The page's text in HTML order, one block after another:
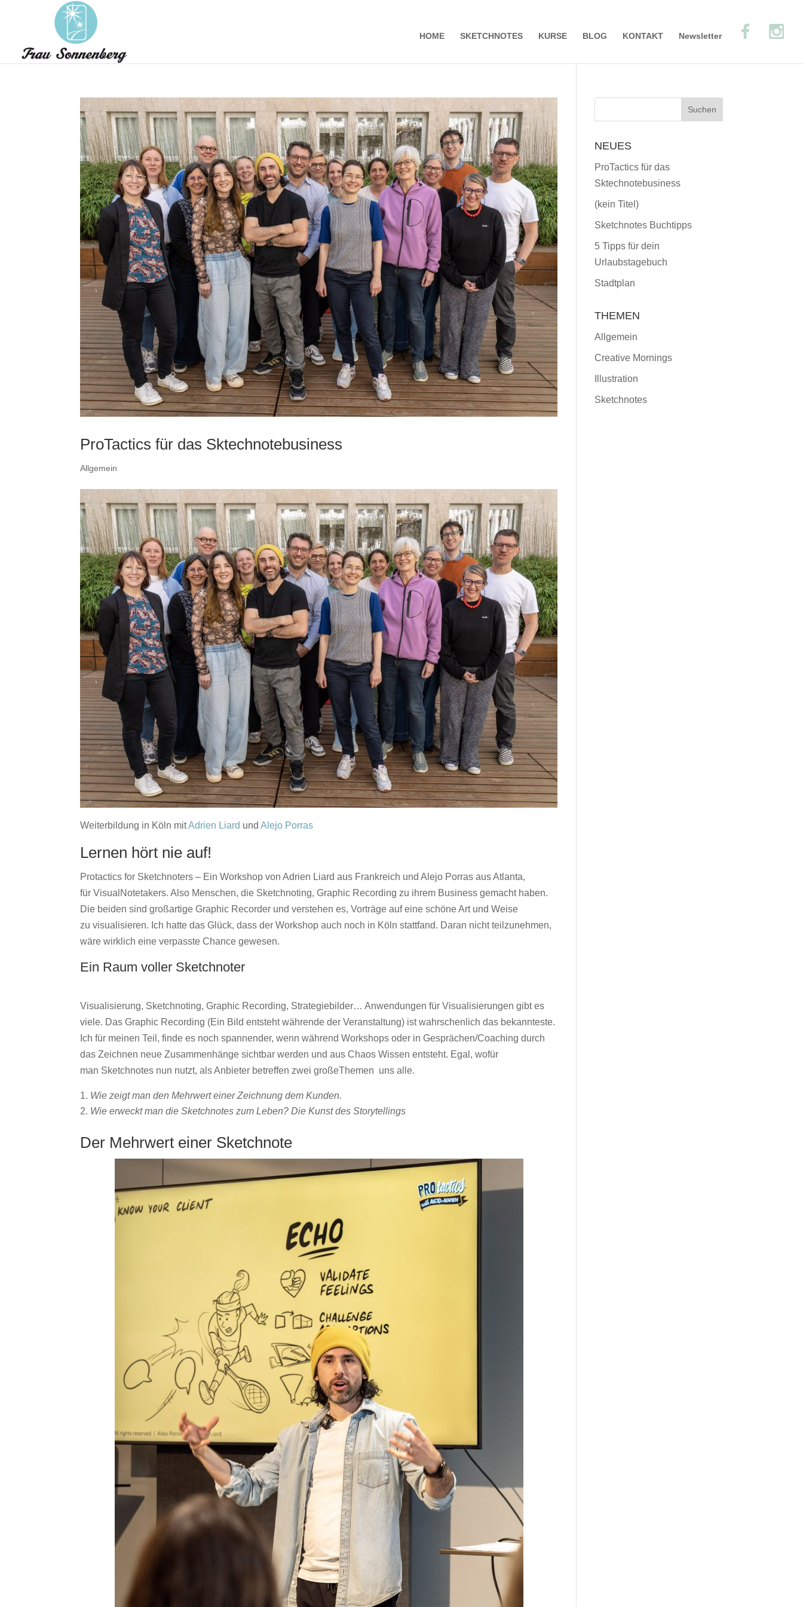
HOME SKETCHNOTES KURSE BLOG KONTAKT Newsletter
ProTactics für das Sktechnotebusiness
Allgemein
Weiterbildung in Köln mitAdrien Liard undAlejo Porras
Lernen hört nie auf!
Protactics for Sketchnoters – Ein Workshop von Adrien Liard aus Frankreich und Alejo Porras aus Atlanta,
für VisualNotetakers. Also Menschen, die Sketchnoting, Graphic Recording zu ihrem Business gemacht haben.
Die beiden sind großartige Graphic Recorder und verstehen es, Vorträge auf eine schöne Art und Weise
zu visualisieren. Ich hatte das Glück, dass der Workshop auch noch in Köln stattfand. Daran nicht teilzunehmen,
wäre wirklich eine verpasste Chance gewesen.
Ein Raum voller Sketchnoter
Visualisierung, Sketchnoting, Graphic Recording, Strategiebilder… Anwendungen für Visualisierungen gibt es
viele. Das Graphic Recording (Ein Bild entsteht währende der Veranstaltung) ist wahrschenlich das bekannteste.
Ich für meinen Teil, finde es noch spannender, wenn während Workshops oder in Gesprächen/Coaching durch
das Zeichnen neue Zusammenhänge sichtbar werden und aus Chaos Wissen entsteht. Egal, wofür
man Sketchnotes nun nutzt, als Anbieter betreffen zwei großeThemen uns alle.
Wie zeigt man den Mehrwert einer Zeichnung dem Kunden.
Wie erweckt man die Sketchnotes zum Leben? Die Kunst des Storytellings
Der Mehrwert einer Sketchnote
NEUES
ProTactics für das
Sktechnotebusiness
(kein Titel)
Sketchnotes Buchtipps
5 Tipps für dein
Urlaubstagebuch
Stadtplan
THEMEN
Allgemein
Creative Mornings
Illustration
Sketchnotes